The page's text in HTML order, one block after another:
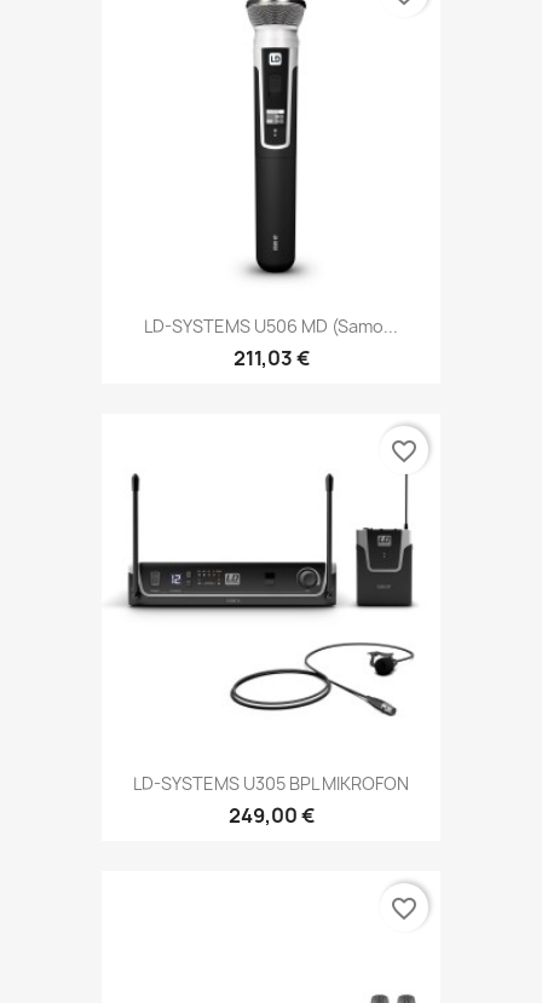
LD-SYSTEMS U506 MD (samo...
211,03 €
LD-SYSTEMS U305 BPL MIKROFON
249,00 €
favorite_border
favorite_border